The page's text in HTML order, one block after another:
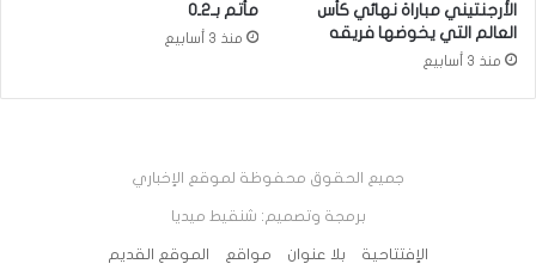
الأرجنتيني مباراة نهائي كأس
العالم التي يخوضها فريقه
منذ 3 أسابيع
مأتم بـ2ـ0
منذ 3 أسابيع
جميع الحقوق محفوظة لموقع الإخباري
برمجة وتصميم: شنقيط ميديا
الإفتتاحية بلا عنوان مواقع الموقع القديم